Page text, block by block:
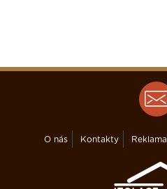
O nás Kontakty Reklama